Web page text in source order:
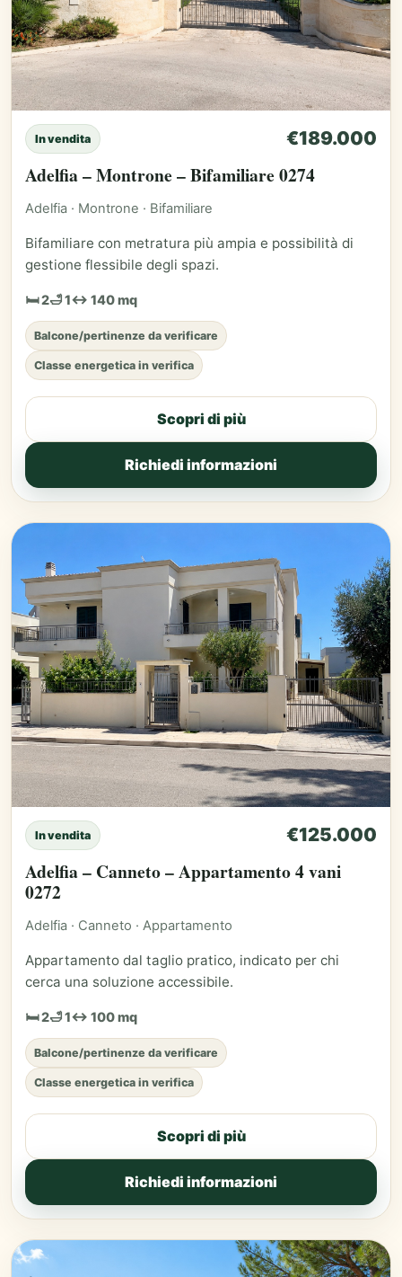
In vendita €189.000
Adelfia – Montrone – Bifamiliare 0274
Adelfia · Montrone · Bifamiliare
Bifamiliare con metratura più ampia e possibilità di
gestione flessibile degli spazi.
🛏 2🛁 1↔ 140 mq
Balcone/pertinenze da verificare
Classe energetica in verifica
Scopri di più
Richiedi informazioni
In vendita €125.000
Adelfia – Canneto – Appartamento 4 vani
0272
Adelfia · Canneto · Appartamento
Appartamento dal taglio pratico, indicato per chi
cerca una soluzione accessibile.
🛏 2🛁 1↔ 100 mq
Balcone/pertinenze da verificare
Classe energetica in verifica
Scopri di più
Richiedi informazioni